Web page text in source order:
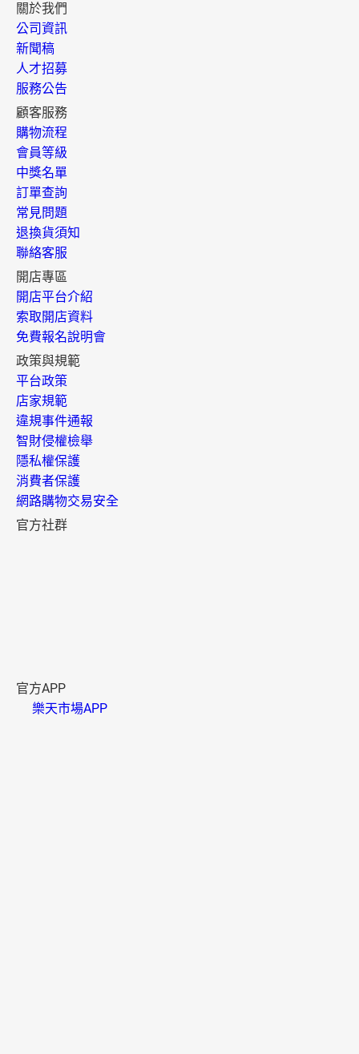
關於我們
公司資訊
新聞稿
人才招募
服務公告
顧客服務
購物流程
會員等級
中獎名單
訂單查詢
常見問題
退換貨須知
聯絡客服
開店專區
開店平台介紹
索取開店資料
免費報名說明會
政策與規範
平台政策
店家規範
違規事件通報
智財侵權檢舉
隱私權保護
消費者保護
網路購物交易安全
官方社群
官方APP
樂天市場APP